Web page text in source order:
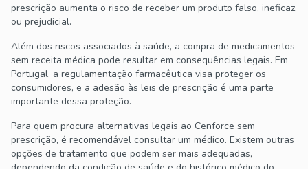
prescrição aumenta o risco de receber um produto falso, ineficaz,
ou prejudicial.
Além dos riscos associados à saúde, a compra de medicamentos
sem receita médica pode resultar em consequências legais. Em
Portugal, a regulamentação farmacêutica visa proteger os
consumidores, e a adesão às leis de prescrição é uma parte
importante dessa proteção.
Para quem procura alternativas legais ao Cenforce sem
prescrição, é recomendável consultar um médico. Existem outras
opções de tratamento que podem ser mais adequadas,